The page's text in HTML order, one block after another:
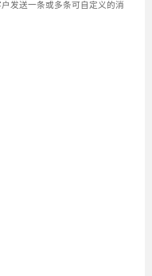
发送一条或多条可自定义的消